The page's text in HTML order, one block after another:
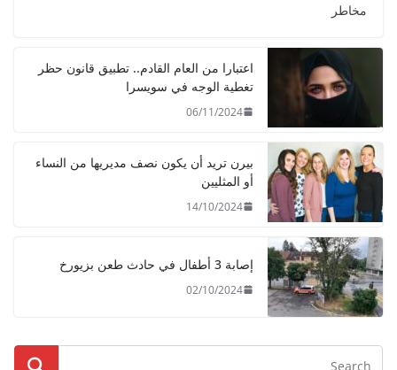
مخاطر
اعتبارا من العام القادم.. تطبيق قانون حظر
تغطية الوجه في سويسرا
06/11/2024
بيرن تريد أن يكون نصف مديريها من النساء
أو المثليين
14/10/2024
إصابة 3 أطفال في حادث طعن بزيورخ
02/10/2024